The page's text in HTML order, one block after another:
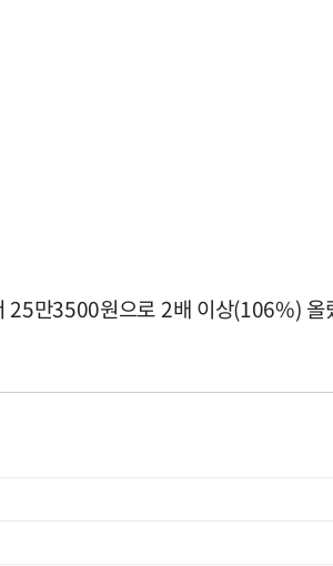
만3500원으로 2배 이상(106%) 올